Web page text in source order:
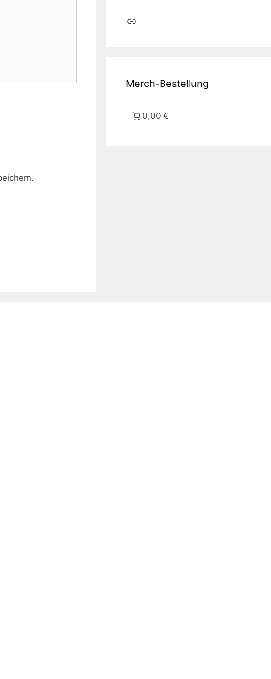
Link
Merch-Bestellung
0,00 €